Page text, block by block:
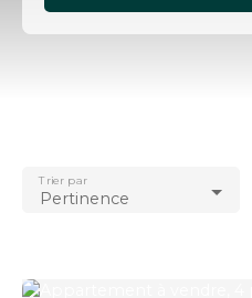
Choisy-le-Roi (94600)
Localisation
Pertinence
Trier par